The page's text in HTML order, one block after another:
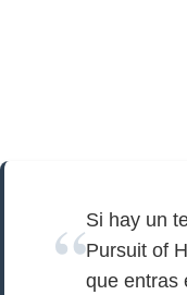
Si hay un
Pursuit of
que entras